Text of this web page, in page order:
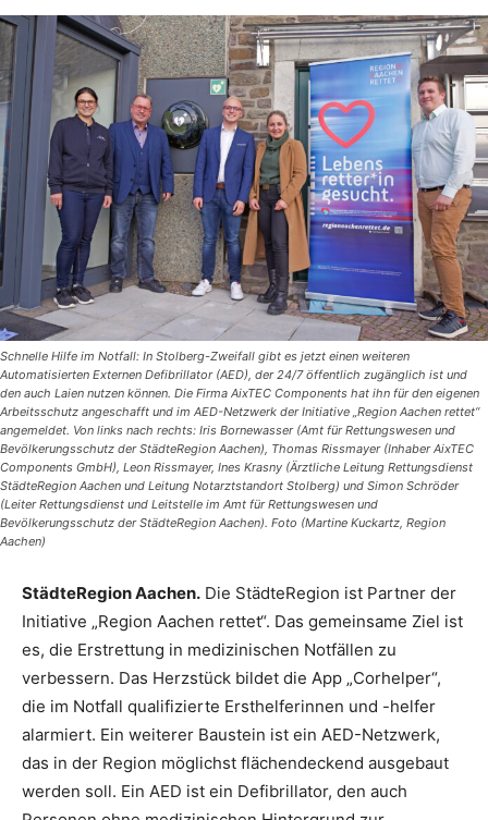
Schnelle Hilfe im Notfall: In Stolberg-Zweifall gibt es jetzt einen weiteren
Automatisierten Externen Defibrillator (AED), der 24/7 öffentlich zugänglich ist und
den auch Laien nutzen können. Die Firma AixTEC Components hat ihn für den eigenen
Arbeitsschutz angeschafft und im AED-Netzwerk der Initiative „Region Aachen rettet“
angemeldet. Von links nach rechts: Iris Bornewasser (Amt für Rettungswesen und
Bevölkerungsschutz der StädteRegion Aachen), Thomas Rissmayer (Inhaber AixTEC
Components GmbH), Leon Rissmayer, Ines Krasny (Ärztliche Leitung Rettungsdienst
StädteRegion Aachen und Leitung Notarztstandort Stolberg) und Simon Schröder
(Leiter Rettungsdienst und Leitstelle im Amt für Rettungswesen und
Bevölkerungsschutz der StädteRegion Aachen). Foto (Martine Kuckartz, Region
Aachen)
StädteRegion Aachen. Die StädteRegion ist Partner der
Initiative „Region Aachen rettet“. Das gemeinsame Ziel ist
es, die Erstrettung in medizinischen Notfällen zu
verbessern. Das Herzstück bildet die App „Corhelper“,
die im Notfall qualifizierte Ersthelferinnen und -helfer
alarmiert. Ein weiterer Baustein ist ein AED-Netzwerk,
das in der Region möglichst flächendeckend ausgebaut
werden soll. Ein AED ist ein Defibrillator, den auch